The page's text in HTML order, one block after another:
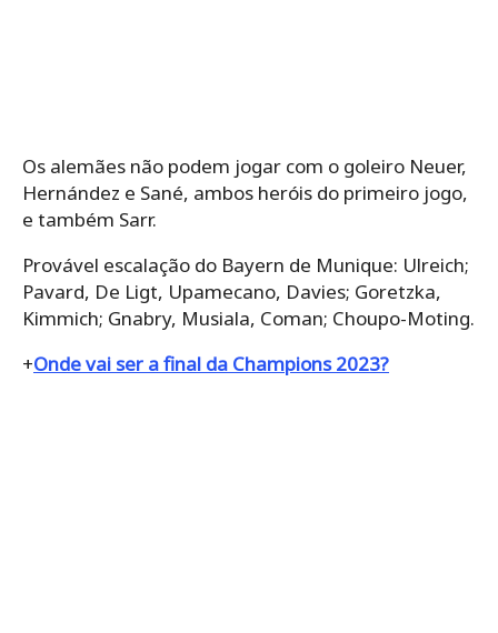
Os alemães não podem jogar com o goleiro Neuer,
Hernández e Sané, ambos heróis do primeiro jogo,
e também Sarr.
Provável escalação do Bayern de Munique: Ulreich;
Pavard, De Ligt, Upamecano, Davies; Goretzka,
Kimmich; Gnabry, Musiala, Coman; Choupo-Moting.
+Onde vai ser a final da Champions 2023?